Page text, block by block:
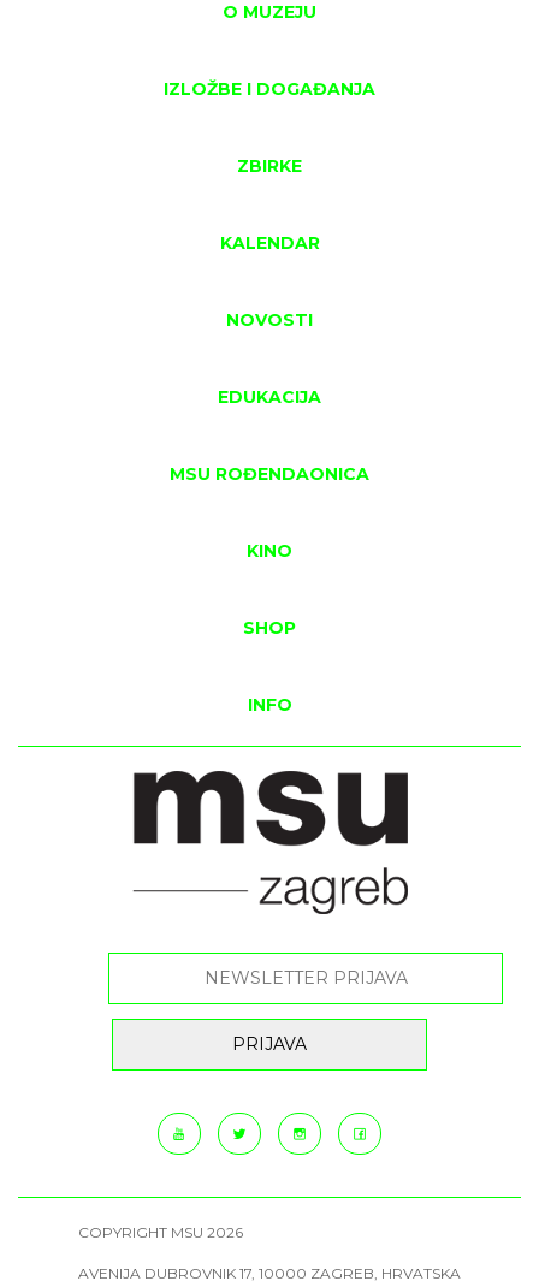
O MUZEJU
IZLOŽBE I DOGAĐANJA
ZBIRKE
KALENDAR
NOVOSTI
EDUKACIJA
MSU ROĐENDAONICA
KINO
SHOP
INFO
COPYRIGHT MSU 2026
AVENIJA DUBROVNIK 17, 10000 ZAGREB, HRVATSKA